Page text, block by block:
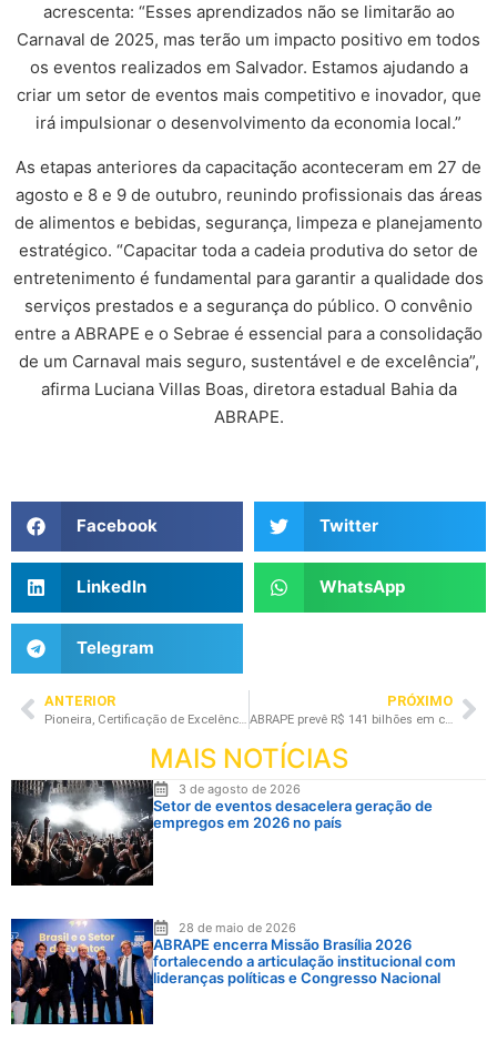
acrescenta: “Esses aprendizados não se limitarão ao
Carnaval de 2025, mas terão um impacto positivo em todos
os eventos realizados em Salvador. Estamos ajudando a
criar um setor de eventos mais competitivo e inovador, que
irá impulsionar o desenvolvimento da economia local.”
As etapas anteriores da capacitação aconteceram em 27 de
agosto e 8 e 9 de outubro, reunindo profissionais das áreas
de alimentos e bebidas, segurança, limpeza e planejamento
estratégico. “Capacitar toda a cadeia produtiva do setor de
entretenimento é fundamental para garantir a qualidade dos
serviços prestados e a segurança do público. O convênio
entre a ABRAPE e o Sebrae é essencial para a consolidação
de um Carnaval mais seguro, sustentável e de excelência”,
afirma Luciana Villas Boas, diretora estadual Bahia da
ABRAPE.
Facebook Twitter
LinkedIn WhatsApp
Telegram
ANTERIOR
Pioneira, Certificação de Excelência em Produção de Eventos prepara profissionais do setor para o Carnaval 2025 na Bahia
PRÓXIMO
ABRAPE prevê R$ 141 bilhões em consumo e forte expansão de empregos no setor de eventos, em 2025
MAIS NOTÍCIAS
3 de agosto de 2026
Setor de eventos desacelera geração de
empregos em 2026 no país
28 de maio de 2026
ABRAPE encerra Missão Brasília 2026
fortalecendo a articulação institucional com
lideranças políticas e Congresso Nacional